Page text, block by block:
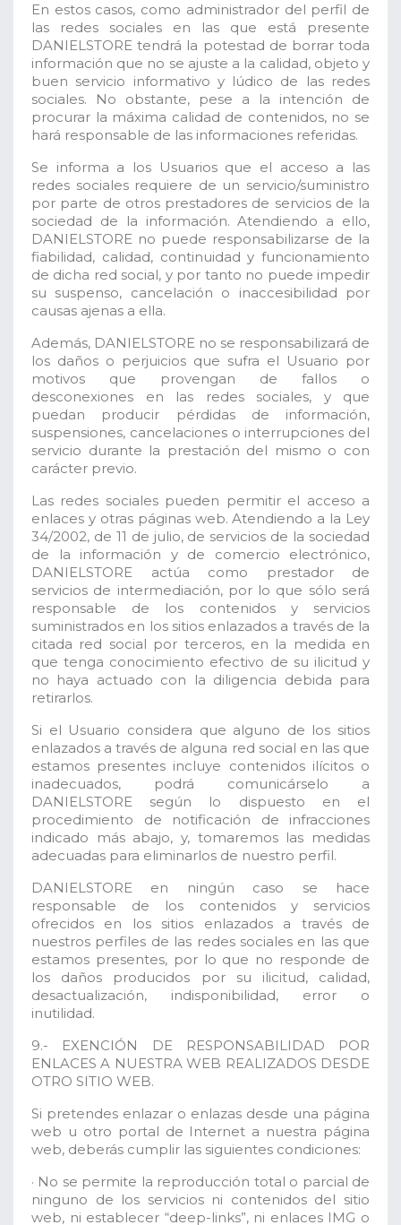
En estos casos, como administrador del perfil de
las redes sociales en las que está presente
DANIELSTORE tendrá la potestad de borrar toda
información que no se ajuste a la calidad, objeto y
buen servicio informativo y lúdico de las redes
sociales. No obstante, pese a la intención de
procurar la máxima calidad de contenidos, no se
hará responsable de las informaciones referidas.
Se informa a los Usuarios que el acceso a las
redes sociales requiere de un servicio/suministro
por parte de otros prestadores de servicios de la
sociedad de la información. Atendiendo a ello,
DANIELSTORE no puede responsabilizarse de la
fiabilidad, calidad, continuidad y funcionamiento
de dicha red social, y por tanto no puede impedir
su suspenso, cancelación o inaccesibilidad por
causas ajenas a ella.
Además, DANIELSTORE no se responsabilizará de
los daños o perjuicios que sufra el Usuario por
motivos que provengan de fallos o
desconexiones en las redes sociales, y que
puedan producir pérdidas de información,
suspensiones, cancelaciones o interrupciones del
servicio durante la prestación del mismo o con
carácter previo.
Las redes sociales pueden permitir el acceso a
enlaces y otras páginas web. Atendiendo a la Ley
34/2002, de 11 de julio, de servicios de la sociedad
de la información y de comercio electrónico,
DANIELSTORE actúa como prestador de
servicios de intermediación, por lo que sólo será
responsable de los contenidos y servicios
suministrados en los sitios enlazados a través de la
citada red social por terceros, en la medida en
que tenga conocimiento efectivo de su ilicitud y
no haya actuado con la diligencia debida para
retirarlos.
Si el Usuario considera que alguno de los sitios
enlazados a través de alguna red social en las que
estamos presentes incluye contenidos ilícitos o
inadecuados, podrá comunicárselo a
DANIELSTORE según lo dispuesto en el
procedimiento de notificación de infracciones
indicado más abajo, y, tomaremos las medidas
adecuadas para eliminarlos de nuestro perfil.
DANIELSTORE en ningún caso se hace
responsable de los contenidos y servicios
ofrecidos en los sitios enlazados a través de
nuestros perfiles de las redes sociales en las que
estamos presentes, por lo que no responde de
los daños producidos por su ilicitud, calidad,
desactualización, indisponibilidad, error o
inutilidad.
9.- EXENCIÓN DE RESPONSABILIDAD POR
ENLACES A NUESTRA WEB REALIZADOS DESDE
OTRO SITIO WEB.
Si pretendes enlazar o enlazas desde una página
web u otro portal de Internet a nuestra página
web, deberás cumplir las siguientes condiciones:
· No se permite la reproducción total o parcial de
ninguno de los servicios ni contenidos del sitio
web, ni establecer “deep-links”, ni enlaces IMG o